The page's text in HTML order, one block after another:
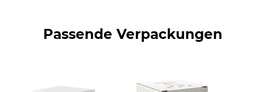
Passende Verpackungen